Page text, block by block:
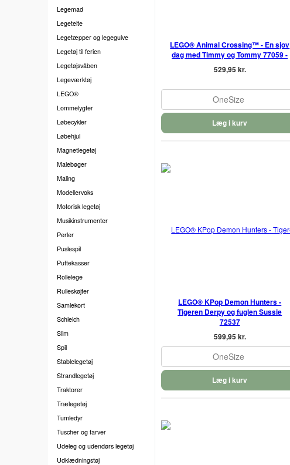
Legemad
Legetelte
Legetæpper og legegulve
Legetøj til ferien
Legetøjsvåben
Legeværktøj
LEGO®
Lommelygter
Løbecykler
Løbehjul
Magnetlegetøj
Malebøger
Maling
Modellervoks
Motorisk legetøj
Musikinstrumenter
Perler
Puslespil
Puttekasser
Rollelege
Rulleskøjter
Samlekort
Schleich
Slim
Spil
Stablelegetøj
Strandlegetøj
Traktorer
Trælegetøj
Tumledyr
Tuscher og farver
Udeleg og udendørs legetøj
Udklædningstøj
LEGO® Animal Crossing™ - En sjov
dag med Timmy og Tommy 77059 -
529,95 kr.
OneSize
Læg i kurv
LEGO® KPop Demon Hunters -
Tigeren Derpy og fuglen Sussie
72537
599,95 kr.
OneSize
Læg i kurv